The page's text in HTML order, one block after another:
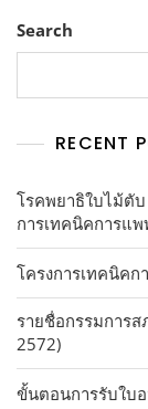
Search
RECENT
โรคพยาธิใบไม้ตั
การเทคนิคการแ
โครงการเทคนิค
รายชื่อกรรมการ
2572)
ขั้นตอนการรับใบ